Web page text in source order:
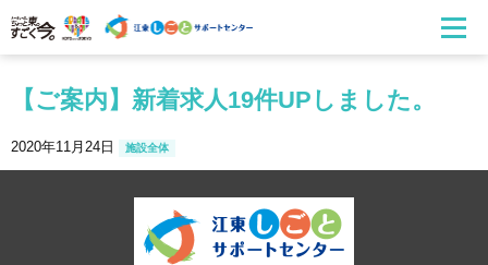
【ご案内】新着求人19件UPしました。
2020年11月24日 施設全体